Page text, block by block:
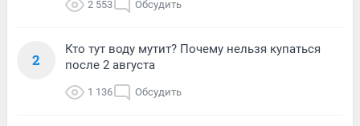
2 553 Обсудить
2
Кто тут воду мутит? Почему нельзя купаться
после 2 августа
1 136 Обсудить